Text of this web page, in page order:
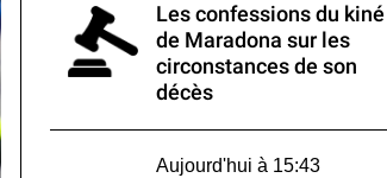
Les confessions du kiné
de Maradona sur les
circonstances de son
décès
Aujourd'hui à 15:43